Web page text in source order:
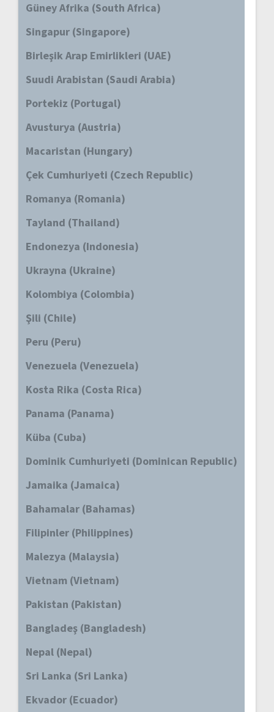
Güney Afrika (South Africa)
Singapur (Singapore)
Birleşik Arap Emirlikleri (UAE)
Suudi Arabistan (Saudi Arabia)
Portekiz (Portugal)
Avusturya (Austria)
Macaristan (Hungary)
Çek Cumhuriyeti (Czech Republic)
Romanya (Romania)
Tayland (Thailand)
Endonezya (Indonesia)
Ukrayna (Ukraine)
Kolombiya (Colombia)
Şili (Chile)
Peru (Peru)
Venezuela (Venezuela)
Kosta Rika (Costa Rica)
Panama (Panama)
Küba (Cuba)
Dominik Cumhuriyeti (Dominican Republic)
Jamaika (Jamaica)
Bahamalar (Bahamas)
Filipinler (Philippines)
Malezya (Malaysia)
Vietnam (Vietnam)
Pakistan (Pakistan)
Bangladeş (Bangladesh)
Nepal (Nepal)
Sri Lanka (Sri Lanka)
Ekvador (Ecuador)